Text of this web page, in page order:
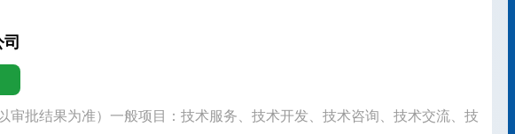
批结果为准）一般项目：技术服务、技术开发、技术咨询、技术交流、技